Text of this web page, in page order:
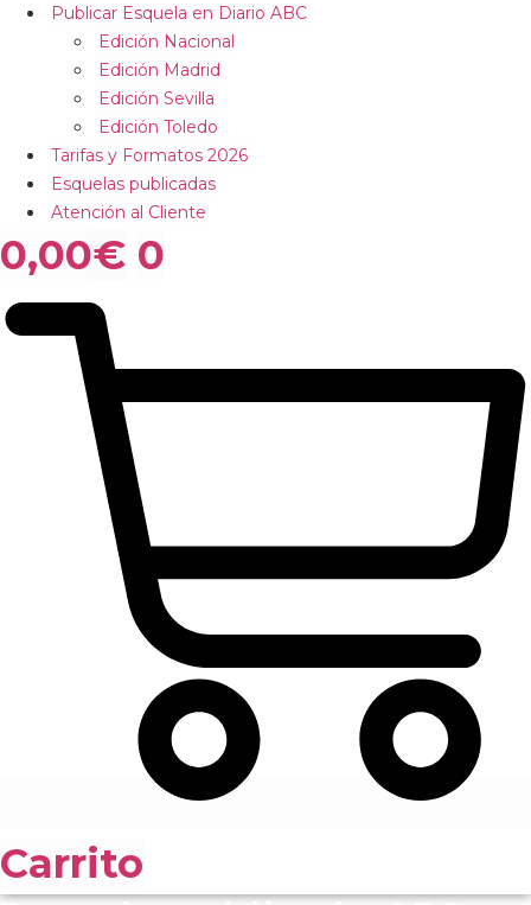
Publicar Esquela en Diario ABC
Edición Nacional
Edición Madrid
Edición Sevilla
Edición Toledo
Tarifas y Formatos 2026
Esquelas publicadas
Atención al Cliente
0,00€ 0
Carrito